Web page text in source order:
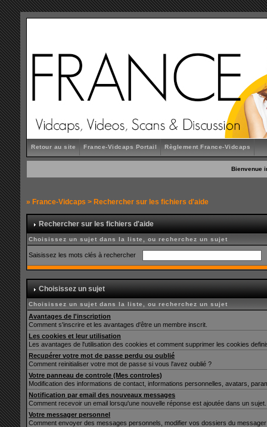
Retour au site France-Vidcaps Portail Règlement France-Vidcaps
Bienvenue
» France-Vidcaps > Rechercher sur les fichiers d'aide
Rechercher sur les fichiers d'aide
Choisissez un sujet dans la liste, ou recherchez un sujet
Saisissez les mots clés à rechercher
Choisissez un sujet
Choisissez un sujet dans la liste, ou recherchez un sujet
Avantages de l'inscription
Comment s'inscrire et les avantages d'être un membre inscrit.
Les cookies et leur utilisation
Les avantages de l'utilisation des cookies et comment supprimer les cookies
Recupérer votre mot de passe perdu ou oublié
Comment reinitialiser votre mot de passe si vous l'avez oublié ?
Votre panneau de controle (Mes controles)
Modification des informations de contact, informations personnelles, avatars,
Notification par email des nouveaux messages
Comment recevoir un email lorsqu'une nouvelle réponse est ajoutée dans un sujet.
Votre messager personnel
Comment envoyer des messages personnels, modifier vos dossiers du